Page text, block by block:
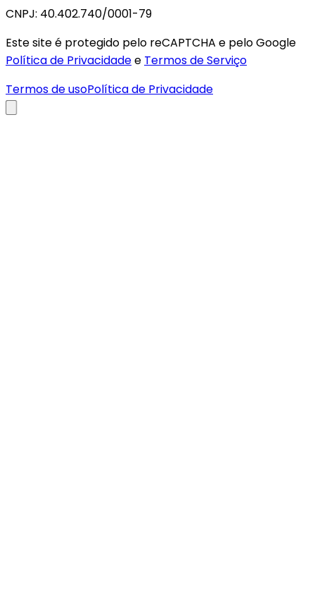
CNPJ: 40.402.740/0001-79
Este site é protegido pelo reCAPTCHA e pelo Google
Política de Privacidadee Termos de Serviço
Termos de usoPolítica de Privacidade